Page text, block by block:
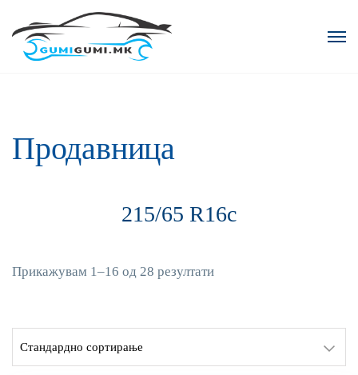
Продавница
215/65 R16c
Прикажувам 1–16 од 28 резултати